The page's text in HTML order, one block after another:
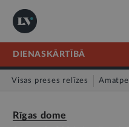
DIENASKĀRTĪBĀ
Visas preses relīzes
Rīgas dome